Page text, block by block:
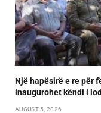
Një hapësirë e re për
inaugurohet këndi i
AUGUST 5, 2026